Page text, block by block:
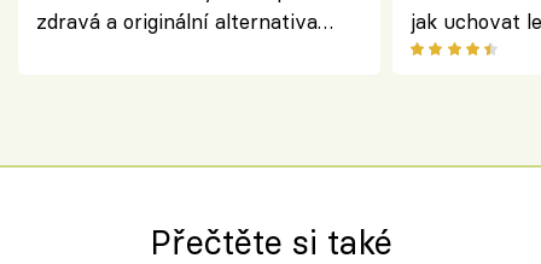
zdravá a originální alternativa
jak uchovat
Přečtěte si také